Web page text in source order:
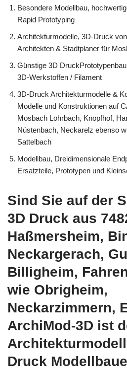
Besondere Modellbau,
Rapid Prototyping
Architekturmodelle, 3D-Druck
Architekten & Stadtplaner für
Günstige 3D
3D-Werkstoffen / Filament
3D-Druck Architekturmodelle &
Modelle und Konstruktionen auf
Mosbach Lohrbach, Knopfhof,
Nüstenbach, Neckarelz ebenso
Sattelbach
Modellbau, Dreidimensionale
Ersatzteile, Prototypen und
Sind Sie auf der
3D Druck aus
Haßmersheim,
Neckargerach,
Billigheim,
wie Obrigheim,
Neckarzimmern,
ArchiMod-3D ist
Druck